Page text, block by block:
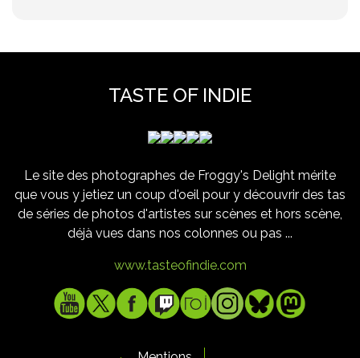
TASTE OF INDIE
Le site des photographes de Froggy's Delight mérite
que vous y jetiez un coup d'oeil pour y découvrir des tas
de séries de photos d'artistes sur scènes et hors scène,
déjà vues dans nos colonnes ou pas ...
www.tasteofindie.com